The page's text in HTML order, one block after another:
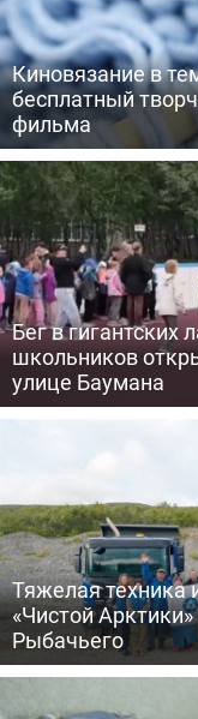
Киновязание в
бесплатный
фильма
Бег в гигантских
школьников
улице Баумана
Тяжелая техника
«Чистой
Рыбачьего